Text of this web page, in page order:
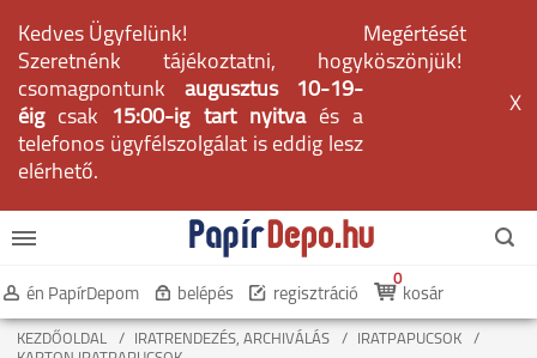
Kedves Ügyfelünk!
Szeretnénk tájékoztatni, hogy
csomagpontunk augusztus 10-19-
éig csak 15:00-ig tart nyitvaés a
telefonos ügyfélszolgálat is eddig lesz
elérhető.
Megértését
köszönjük!
X
én PapírDepom belépés regisztráció kosár
0
KEZDŐOLDAL IRATRENDEZÉS, ARCHIVÁLÁS
IRATPAPUCSOK